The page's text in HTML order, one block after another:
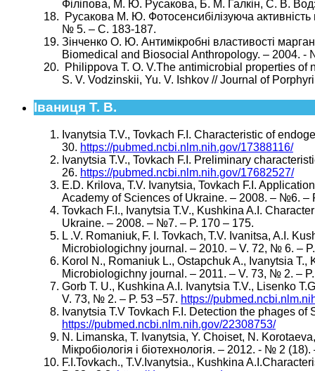
Філіпова, М. Ю. Русакова, Б. М. Галкін, С. В.
Русакова М. Ю. Фотосенсибілізуюча
№ 5. – С. 183-187.
Зінченко О. Ю. Антимікробні властивості
Biomedical and Biosocial Anthropology. – 2004. -
Philippova T. O. V.The antimicrobial properties of
S. V. Vodzinskii, Yu. V. Ishkov // Journal of
Іваниця Т. В.
Ivanytsia T.V., Tovkach F.I. Characteristic of
30. https://pubmed.ncbi.nlm.nih.gov/17388116/
Ivanytsia T.V., Tovkach F.I. Preliminary
26. https://pubmed.ncbi.nlm.nih.gov/17682527/
Е.D. Krilova, Т.V. Ivanytsia, Tovkach F.I.
Academy of Sciences of Ukraine. – 2008. – №6. –
Tovkach F.I., Ivanytsia T.V., Kushkina A.I.
Ukraine. – 2008. – №7. – P. 170 – 175.
L .V. Romaniuk, F. I. Tovkach, T.V. Ivanitsa, A.I.
Microbiologichny journal. – 2010. – V. 72, № 6. –
Korol N., Romaniuk L., Ostapchuk A., Ivanytsia
Microbiologichny journal. – 2011. – V. 73, № 2. –
Gorb T. U., Kushkina A.I. Ivanytsia T.V., Lisenko
V. 73, № 2. – P. 53 –57. https://
Ivanytsia T.V Tovkach F.I. Detection the phages
https://pubmed.ncbi.nlm.nih.gov/22308753/
N. Limanska, T. Ivanytsia, Y. Choiset, N.
Мікробіологія і біотехнологія. – 2012. - № 2
F.I.Tovkach., T.V.Ivanytsia., Kushkina